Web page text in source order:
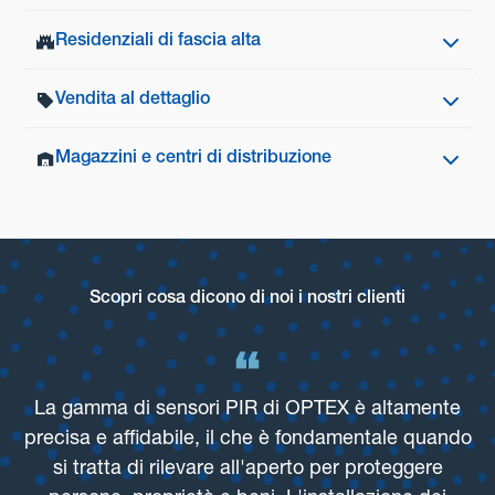
Residenziali
Soluzioni di sicurezza e smart building per siti
Residenziali di fascia alta
Tenere al sicuro famiglia e proprietà
Residenziali di fascia alta
Vendita al dettaglio
Proteggi il tuo negozio da furti e vandalismo e
Vendita al dettaglio
Magazzini e centri di distribuzione
distribuzione per prevenire intrusioni indesiderate
Magazzini e centri di distribuzione
Scopri cosa dicono di noi i nostri clienti
La gamma di sensori PIR di OPTEX è altamente
precisa e affidabile, il che è fondamentale quando
si tratta di rilevare all'aperto per proteggere